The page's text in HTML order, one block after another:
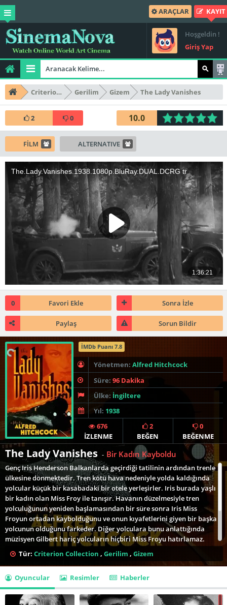
ARAÇLAR KAYIT
Hoşgeldin !
Giriş Yap
Criterion Collection Gerilim Gizem The Lady Vanishes
2 0 10.0
FİLM ALTERNATIVE
0 Favori Ekle Sonra İzle
Paylaş Sorun Bildir
İMDb Puanı 7.8
Yönetmen: Alfred Hitchcock
Süre: 96 Dakika
Ülke: İngiltere
Yıl: 1938
676
İZLENME
2
BEĞEN
0
BEĞENME
The Lady Vanishes - Bir Kadın Kayboldu
Genç Iris Henderson Balkanlarda geçirdiği tatilinin ardından trenle
ülkesine dönmektedir. Tren kötü hava nedeniyle yolda kaldığında
yolcular küçük bir kasabadaki bir otele yerleşirler. Iris burada yaşlı
bir kadın olan Miss Froy ile tanışır. Havanın düzelmesiyle tren
yolculuğunun yeniden başlamasından bir süre sonra Iris Miss
Froyun ortadan kaybolduğunu ve onun kıyafetlerini giyen bir başka
yolcunun olduğunu farkeder. Diğer yolculara bunu anlattığında
müzisyen Gilbert hariç yolcuların hiçbiri Miss Froyu hatırlamaz.
Irise inanan Gilbert ona Froyu bulma konusunda yardım edecektir.
Alfred Hitchcockun komedi vurgusu taşıyan nadir filmlerinden biri
olan The Lady Vanishes yönetmenin İngiltere döneminin sonunda
önemli bir ticari başarı yakalamasını ve Hollywoodun dikkatini
çekmesini sağlamıştı..
Tür: Criterion Collection , Gerilim , Gizem
Oyuncular Resimler Haberler